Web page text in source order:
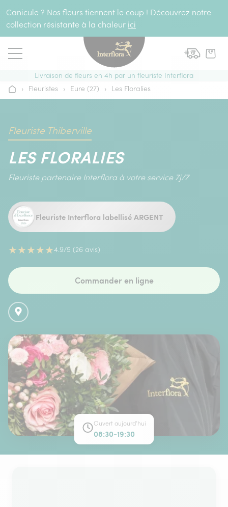
Canicule ? Nos fleurs tiennent le coup ! Découvrez notre
collection résistante à la chaleur ici
Livraison de fleurs en 4h par un fleuriste Interflora
Accueil
› Fleuristes › Eure (27) › Les Floralies
Fleuriste Thiberville
LES FLORALIES
Fleuriste partenaire Interflora à votre service 7j/7
Fleuriste Interflora labellisé ARGENT
★★★★★4.9/5 (26 avis)
Commander en ligne
Ouvert aujourd'hui
08:30-19:30